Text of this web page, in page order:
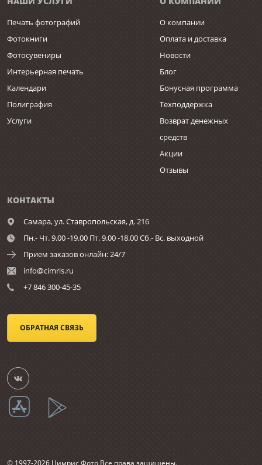
Печать фотографий
Фотокниги
Фотосувениры
Интерьерная печать
Календари
Полиграфия
Услуги
О компании
Оплата и доставка
Новости
Блог
Бонусная программа
Техподдержка
Возврат денежных
средств
Акции
Отзывы
КОНТАКТЫ
Самара,ул. Ставропольская, д. 216
Пн.- Чт. 9.00 -19.00 Пт. 9.00 -18.00 Сб.- Вс. выходной
Прием заказов онлайн: 24/7
info@cimris.ru
+7 846 300-45-35
ОБРАТНАЯ СВЯЗЬ
© 1997-2026 Цимрис Фото Все права защищены.